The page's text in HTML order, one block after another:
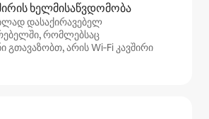
ხელმისაწვდომობა
დასაქირავებელ
რომლებსაც
გთავაზობთ, არის Wi‑Fi კავშირი